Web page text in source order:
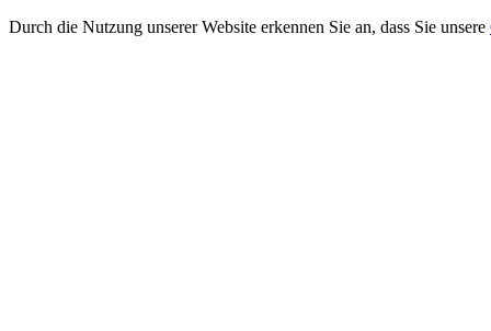
Durch die Nutzung unserer Website erkennen Sie an, dass Sie unsere